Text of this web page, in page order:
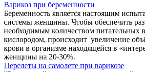
Варикоз при беременности
Беременность является настоящим
системы женщины. Чтобы обеспечить
необходимым количеством питательных
кислородом, происходит увеличение
крови в организме находящейся в
женщины на 20-30%.
Перелеты на самолете при варикозе